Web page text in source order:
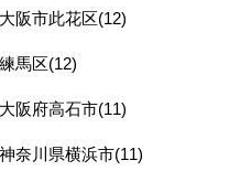
大阪市此花区(12)
練馬区(12)
大阪府高石市(11)
神奈川県横浜市(11)